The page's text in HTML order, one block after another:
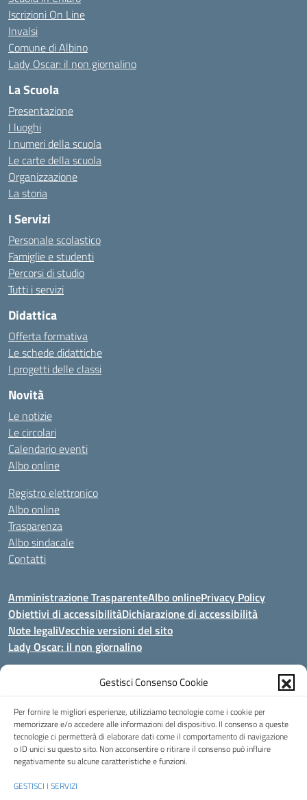
Gestisci Consenso Cookie
Per fornire le migliori esperienze, utilizziamo tecnologie come i cookie per
memorizzare e/o accedere alle informazioni del dispositivo. Il consenso a queste
tecnologie ci permetterà di elaborare dati come il comportamento di navigazione
o ID unici su questo sito. Non acconsentire o ritirare il consenso può influire
negativamente su alcune caratteristiche e funzioni.
GESTISCI I SERVIZI
Iscrizioni On Line
Invalsi
Comune di Albino
Lady Oscar: il non giornalino
La Scuola
Presentazione
I luoghi
I numeri della scuola
Le carte della scuola
Organizzazione
La storia
I Servizi
Personale scolastico
Famiglie e studenti
Percorsi di studio
Tutti i servizi
Didattica
Offerta formativa
Le schede didattiche
I progetti delle classi
Novità
Le notizie
Le circolari
Calendario eventi
Albo online
Registro elettronico
Albo online
Trasparenza
Albo sindacale
Contatti
Amministrazione TrasparenteAlbo onlinePrivacy Policy
Obiettivi di accessibilitàDichiarazione di accessibilità
Note legaliVecchie versioni del sito
Lady Oscar: il non giornalino
Indirizzo:Viale Aldo Moro, 51 - 24021 Albino (Bg)
Centralino:035/751389 Email:bgis00900b@istruzione.it
Posta elettronica certificata (PEC):bgis00900b@pec.istruzione.it
Codice meccanografico: